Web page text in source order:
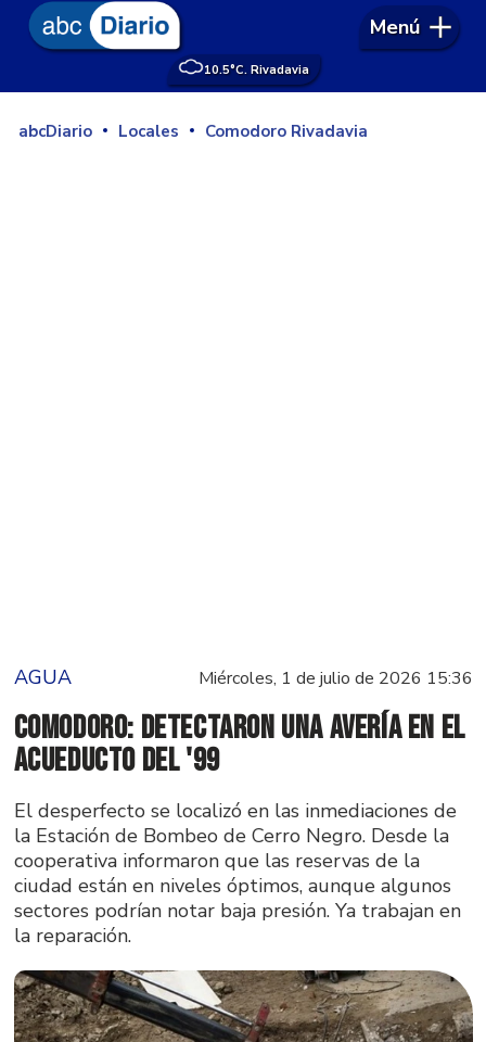
10.5°C. Rivadavia
Menú
abcDiario Locales Comodoro Rivadavia
AGUA Miércoles, 1 de julio de 2026 15:36
Comodoro: detectaron una avería en el
acueducto del '99
El desperfecto se localizó en las inmediaciones de
la Estación de Bombeo de Cerro Negro. Desde la
cooperativa informaron que las reservas de la
ciudad están en niveles óptimos, aunque algunos
sectores podrían notar baja presión. Ya trabajan en
la reparación.